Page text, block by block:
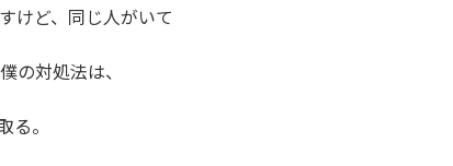
けど、同じ人がいて
の対処法は、
る。